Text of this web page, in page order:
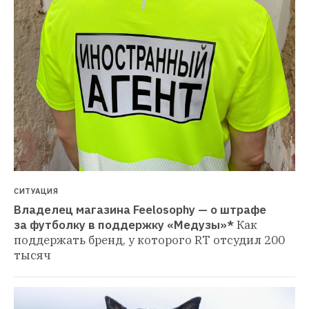
СИТУАЦИЯ
Владелец магазина Feelosophy — о штрафе
за футболку в поддержку «Медузы»*Как
поддержать бренд, у которого RT отсудил 200
тысяч